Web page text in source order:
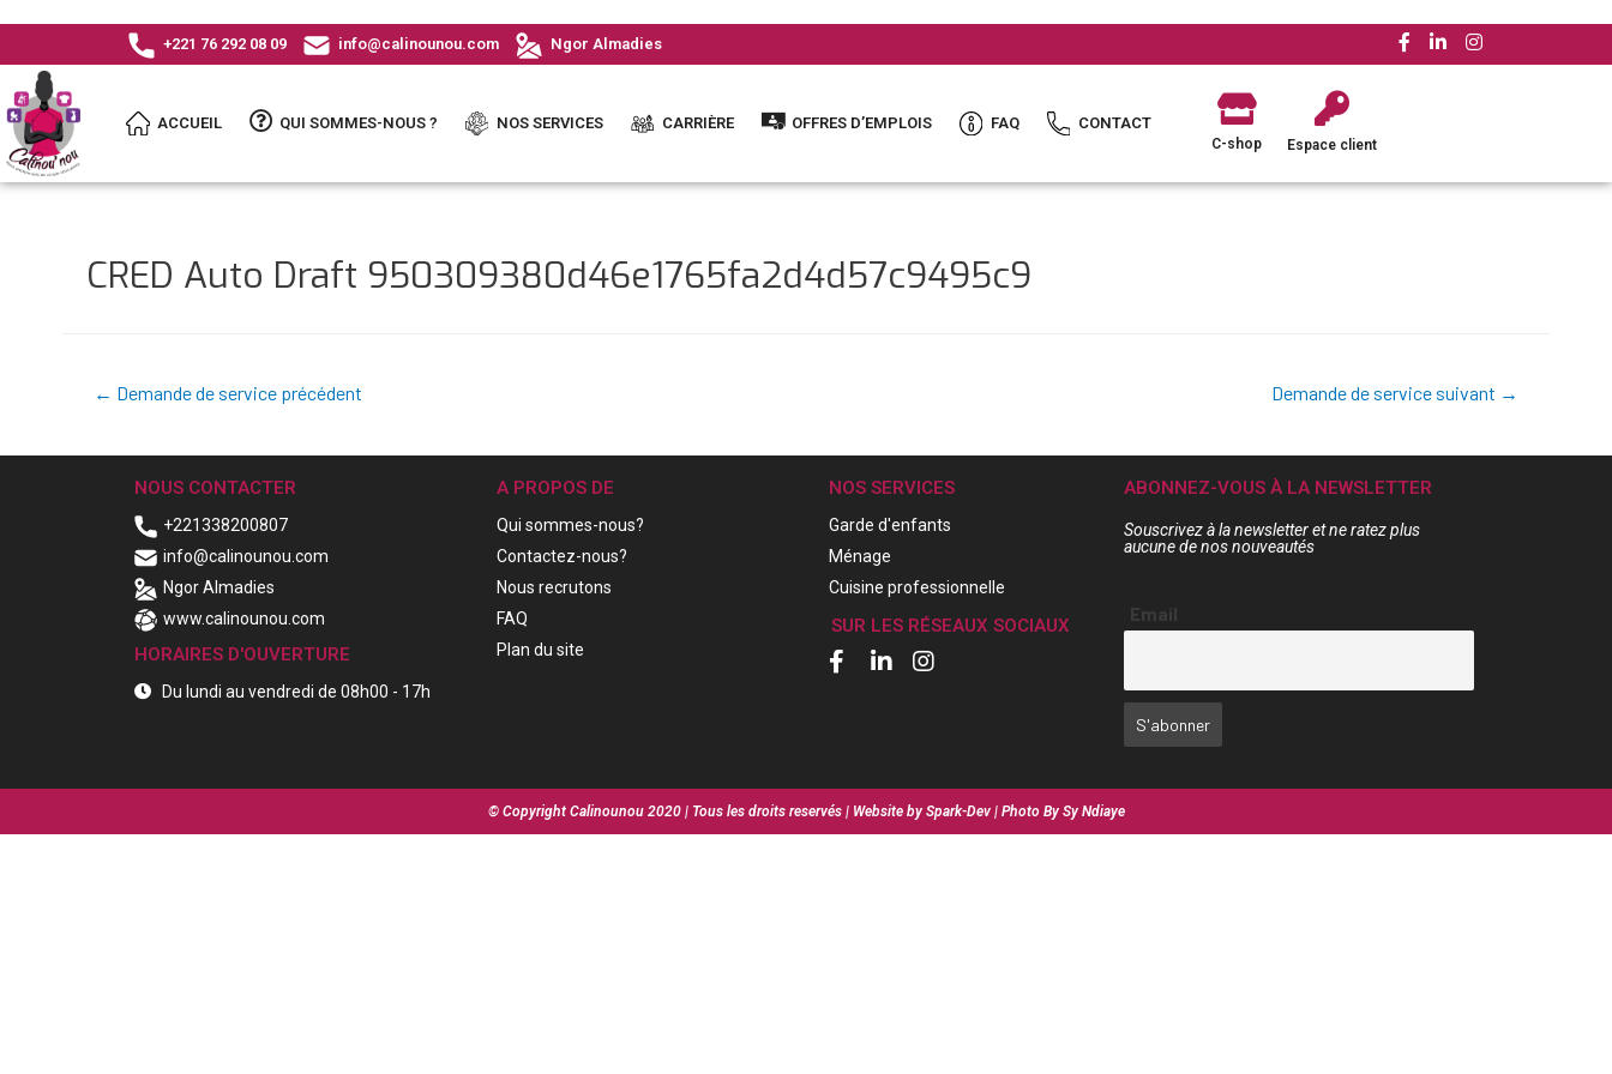
+221 76 292 08 09 info@calinounou.com Ngor Almadies
ACCUEIL QUI SOMMES-NOUS ? NOS SERVICES CARRIÈRE OFFRES D’EMPLOIS FAQ CONTACT
C-shop Espace client
CRED Auto Draft 950309380d46e1765fa2d4d57c9495c9
← Demande de service précédent Demande de service suivant →
NOUS CONTACTER
+221338200807
info@calinounou.com
Ngor Almadies
www.calinounou.com
HORAIRES D'OUVERTURE
Du lundi au vendredi de 08h00 - 17h
A PROPOS DE
Qui sommes-nous?
Contactez-nous?
Nous recrutons
FAQ
Plan du site
NOS SERVICES
Garde d'enfants
Ménage
Cuisine professionnelle
SUR LES RÉSEAUX SOCIAUX
ABONNEZ-VOUS À LA NEWSLETTER
Souscrivez à la newsletter et ne ratez plus
aucune de nos nouveautés
Email
© Copyright Calinounou 2020 | Tous les droits reservés | Website by Spark-Dev | Photo By Sy Ndiaye